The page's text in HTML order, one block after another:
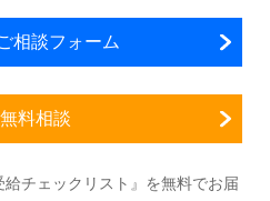
相談フォーム
料相談
チェックリスト』を無料でお届